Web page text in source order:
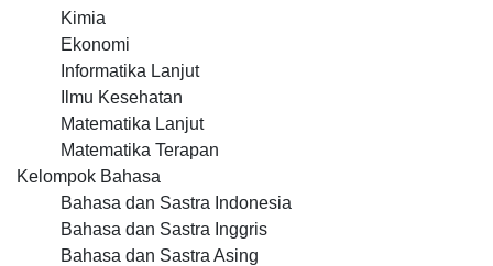
Kimia
Ekonomi
Informatika Lanjut
Ilmu Kesehatan
Matematika Lanjut
Matematika Terapan
Kelompok Bahasa
Bahasa dan Sastra Indonesia
Bahasa dan Sastra Inggris
Bahasa dan Sastra Asing